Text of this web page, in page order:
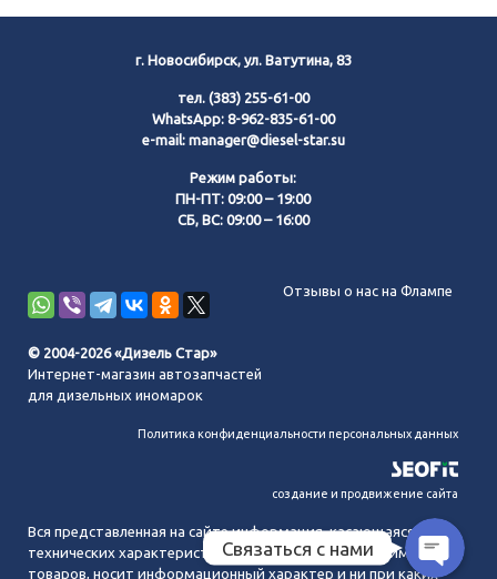
г. Новосибирск, ул. Ватутина, 83
тел. (383) 255-61-00
WhatsApp: 8-962-835-61-00
e-mail: manager@diesel-star.su
Режим работы:
ПН-ПТ: 09:00 – 19:00
СБ, ВС: 09:00 – 16:00
Отзывы о нас на Флампе
© 2004-2026 «Дизель Стар»
Интернет-магазин автозапчастей
для дизельных иномарок
Политика конфиденциальности персональных данных
создание и продвижение сайта
Вся представленная на сайте информация, касающаяся
технических характеристик, наличия на складе, стоимости
товаров, носит информационный характер и ни при каких
Связаться с нами